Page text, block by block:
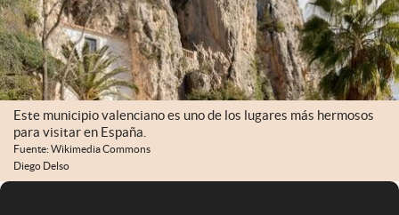
Este municipio valenciano es uno de los lugares más hermosos
para visitar en España.
Fuente: Wikimedia Commons
Diego Delso